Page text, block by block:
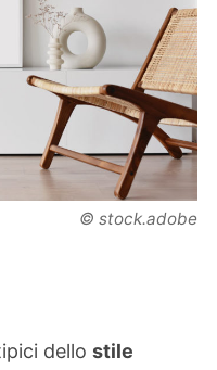
© stock.adobe
dello stile